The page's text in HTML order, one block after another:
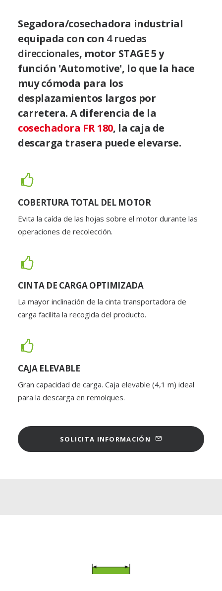
Segadora/cosechadora industrial
equipada con con 4 ruedas
direccionales, motor STAGE 5 y
función 'Automotive', lo que la hace
muy cómoda para los
desplazamientos largos por
carretera. A diferencia de la
cosechadora FR 180, la caja de
descarga trasera puede elevarse.
COBERTURA TOTAL DEL MOTOR
Evita la caída de las hojas sobre el motor durante las
operaciones de recolección.
CINTA DE CARGA OPTIMIZADA
La mayor inclinación de la cinta transportadora de
carga facilita la recogida del producto.
CAJA ELEVABLE
Gran capacidad de carga. Caja elevable (4,1 m) ideal
para la descarga en remolques.
SOLICITA INFORMACIÓN